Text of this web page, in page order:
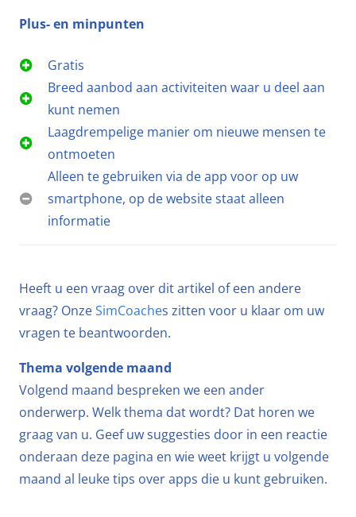
Plus- en minpunten
Gratis
Breed aanbod aan activiteiten waar u deel aan
kunt nemen
Laagdrempelige manier om nieuwe mensen te
ontmoeten
Alleen te gebruiken via de app voor op uw
smartphone, op de website staat alleen
informatie
Heeft u een vraag over dit artikel of een andere
vraag? OnzeSimCoaches zitten voor u klaar om uw
vragen te beantwoorden.
Thema volgende maand
Volgend maand bespreken we een ander
onderwerp. Welk thema dat wordt? Dat horen we
graag van u. Geef uw suggesties door in een reactie
onderaan deze pagina en wie weet krijgt u volgende
maand al leuke tips over apps die u kunt gebruiken.